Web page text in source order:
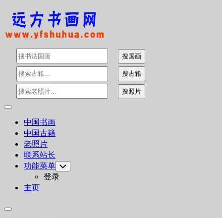
Skip
content
Expand
中国书画
中国古籍
老照片
联系站长
功能菜单 Toggle
Child
登录
主页
Expand